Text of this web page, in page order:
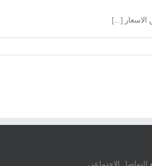
التواصل الاجتماعي